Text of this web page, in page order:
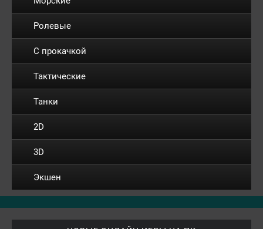
Ролевые
С прокачкой
Тактические
Танки
2D
3D
Экшен